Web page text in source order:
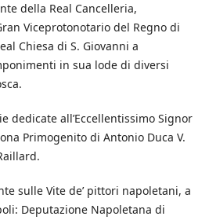
della Real Cancelleria,
Viceprotonotario del Regno di
Chiesa di S. Giovanni a
in sua lode di diversi
dedicate all’Eccellentissimo Signor
Primogenito di Antonio Duca V.
sulle Vite de’ pittori napoletani, a
Deputazione Napoletana di